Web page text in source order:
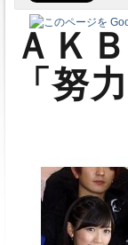
ＡＫ
「努